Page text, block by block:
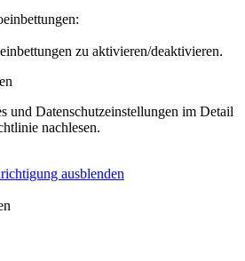
zu aktivieren/deaktivieren.
und Datenschutzeinstellungen im Detail
nachlesen.
ausblenden